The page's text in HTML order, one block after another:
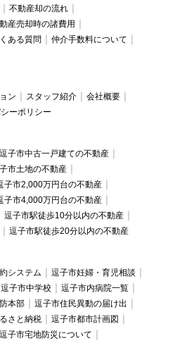
不動産却の流れ
産売却時の諸費用
ある質問
仲介手数料について
ン スタッフ紹介
会社概要
ーポリシー
逗子市中古一戸建ての不動産
市土地の不動産
子市2,000万円台の不動産
子市4,000万円台の不動産
逗子市駅徒歩10分以内の不動産
逗子市駅徒歩20分以内の不動産
システム
逗子市妊婦・育児相談
逗子市中学校
逗子市内病院一覧
本部
逗子市住民異動の届け出
さと納税
逗子市都市計画図
逗子市宅地防災について